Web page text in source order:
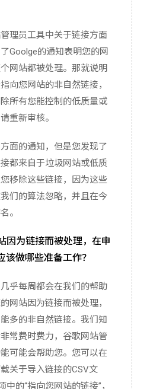
理员工具中关于链接方面
Goolge的通知表明您的网
网站都被处理。那就说明
向您网站的非自然链接，
所有您能控制的低质量或
重新审核。
面的通知，但是您发现了
都来自于垃圾网站或低质
移除这些链接，因为这些
们的算法忽略，并且在今
。
因为链接而被处理，在申
做哪些准备工作？
乎每周都会在我们的帮助
网站因为链接而被处理，
多的非自然链接。我们知
常费时费力，谷歌网站管
可能会帮助您。您可以在
关于导入链接的CSV文
中的“指向您网站的链接”，